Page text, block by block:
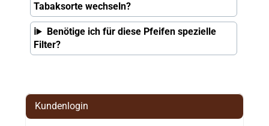
Tabaksorte wechseln?
Benötige ich für diese Pfeifen spezielle
Filter?
Kundenlogin